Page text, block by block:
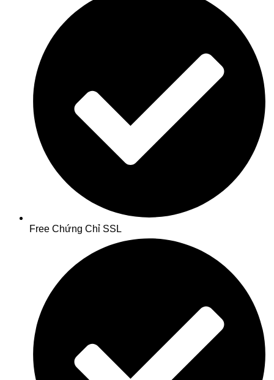
Free Chứng Chỉ SSL